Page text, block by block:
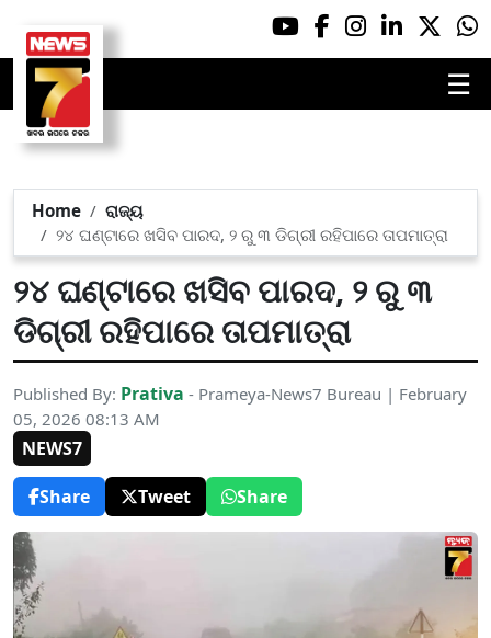
☰
Home
ରାଜ୍ୟ
୨୪ ଘଣ୍ଟାରେ ଖସିବ ପାରଦ, ୨ ରୁ ୩ ଡିଗ୍ରୀ ରହିପାରେ ତାପମାତ୍ରା
୨୪ ଘଣ୍ଟାରେ ଖସିବ ପାରଦ, ୨ ରୁ ୩
ଡିଗ୍ରୀ ରହିପାରେ ତାପମାତ୍ରା
Published By: Prativa - Prameya-News7 Bureau | February
05, 2026 08:13 AM
NEWS7
Share
Tweet Share